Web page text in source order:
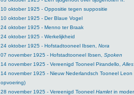
10 oktober 1925 - Oppositie tegen suppositie
10 oktober 1925 - Der Blaue Vogel
24 oktober 1925 - Menno ter Braak
24 oktober 1925 - Werkelijkheid
24 oktober 1925 - Hofstadtooneel Ibsen, Nora
07 november 1925 - Hofstadtooneel Ibsen, Spoken
14 november 1925 - Vereenigd Tooneel Pirandello,
14 november 1925 - Nieuw Nederlandsch Tooneel
opvoering)
28 november 1925 - Vereenigd Tooneel Hamlet in